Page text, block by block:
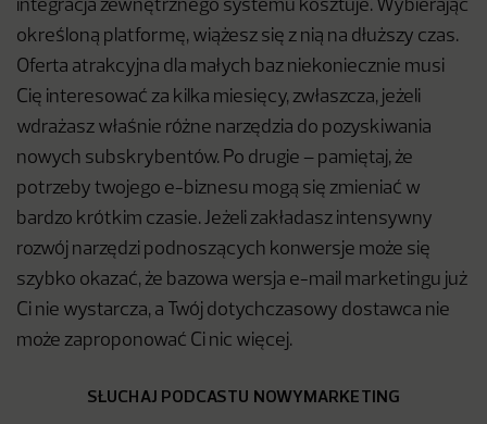
integracja zewnętrznego systemu kosztuje. Wybierając
określoną platformę, wiążesz się z nią na dłuższy czas.
Oferta atrakcyjna dla małych baz niekoniecznie musi
Cię interesować za kilka miesięcy, zwłaszcza, jeżeli
wdrażasz właśnie różne narzędzia do pozyskiwania
nowych subskrybentów. Po drugie – pamiętaj, że
potrzeby twojego e-biznesu mogą się zmieniać w
bardzo krótkim czasie. Jeżeli zakładasz intensywny
rozwój narzędzi podnoszących konwersje może się
szybko okazać, że bazowa wersja e-mail marketingu już
Ci nie wystarcza, a Twój dotychczasowy dostawca nie
może zaproponować Ci nic więcej.
SŁUCHAJ PODCASTU NOWYMARKETING